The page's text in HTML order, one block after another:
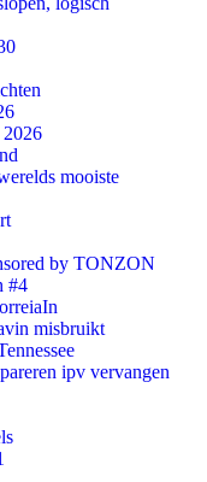
2026
mooiste
by TONZON
#4
misbruikt
ipv vervangen